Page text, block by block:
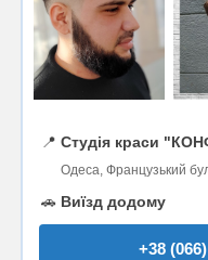
📍 Студія краси
Одеса, Французький
🚗 Виїзд додому
+38